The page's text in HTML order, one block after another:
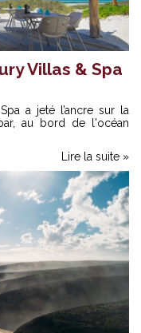
Villas & Spa
a jeté l’ancre sur la
au bord de l'océan
Lire la suite »